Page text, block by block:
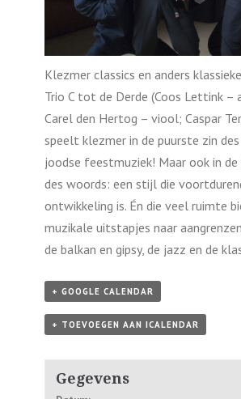
Klezmer classics en anders
Trio C tot de Derde (Coos Lettink –
Carel den Hertog – viool; Caspar
speelt klezmer in de puurste zin
joodse feestmuziek! Maar ook in de
des woords: een stijl die
ontwikkeling is. Én die veel ruimte
muzikale uitstapjes naar
de balkan en gipsy, de jazz en de
+ GOOGLE CALENDAR
+ TOEVOEGEN AAN ICALENDAR
Gegevens